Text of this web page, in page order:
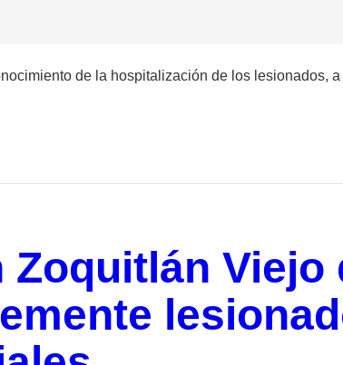
de la hospitalización de los lesionados,
Viejo